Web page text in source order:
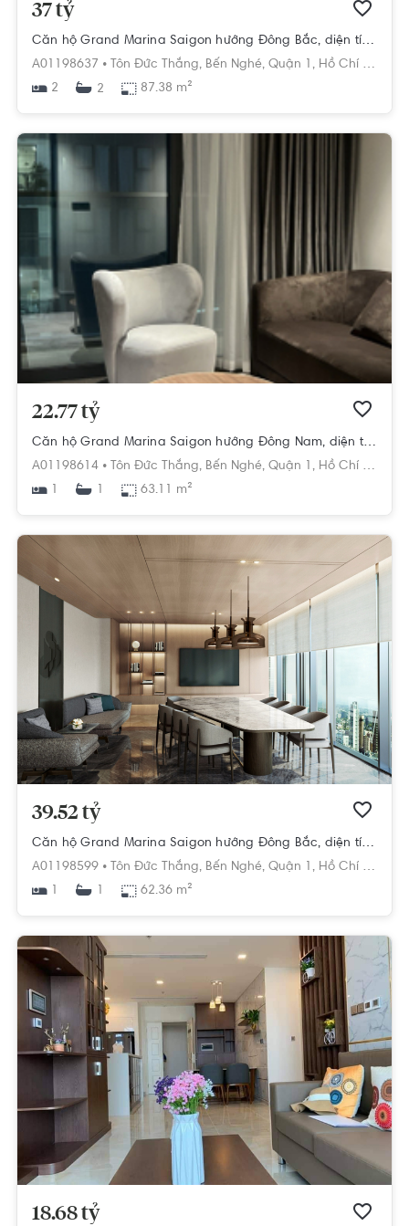
37 tỷ
Căn hộ Grand Marina Saigon hướng Đông Bắc, diện tích 87.38m²
A01198637 • Tôn Đức Thắng, Bến Nghé, Quận 1, Hồ Chí Minh
2
2 87.38 m²
22.77 tỷ
Căn hộ Grand Marina Saigon hướng Đông Nam, diện tích 63.11m²
A01198614 •
Tôn Đức Thắng, Bến Nghé, Quận 1, Hồ Chí Minh
1 63.11 m²
39.52 tỷ
Căn hộ Grand Marina Saigon hướng Đông Bắc, diện tích 62.36m²
A01198599 • Tôn Đức Thắng, Bến Nghé, Quận 1, Hồ Chí Minh
1
1 62.36 m²
18.68 tỷ